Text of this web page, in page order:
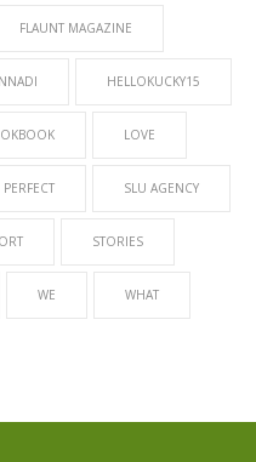
FLAUNT MAGAZINE
HELLOKUCKY15
LOVE
PERFECT SLU AGENCY
STORIES
WE WHAT